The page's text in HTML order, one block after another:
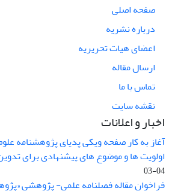
صفحه اصلی
درباره نشریه
اعضای هیات تحریریه
ارسال مقاله
تماس با ما
نقشه سایت
اخبار و اعلانات
آغاز به کار صفحه ویکی پدیای پژوهشنامه
اولویت ها و موضوع های پیشنهادی برای
04-03
فراخوان مقاله فصلنامه علمی- پژوهشی